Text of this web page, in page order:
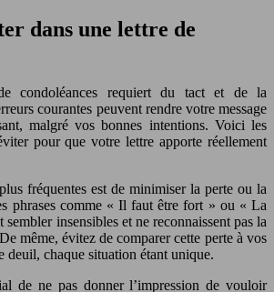
dans une lettre de
condoléances requiert du tact et de la
courantes peuvent rendre votre message
malgré vos bonnes intentions. Voici les
pour que votre lettre apporte réellement
fréquentes est de minimiser la perte ou la
phrases comme « Il faut être fort » ou « La
insensibles et ne reconnaissent pas la
même, évitez de comparer cette perte à vos
deuil, chaque situation étant unique.
de ne pas donner l’impression de vouloir